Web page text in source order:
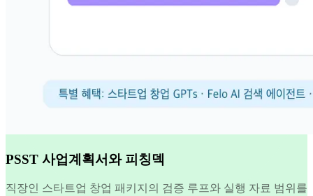
PSST 사업계획서와 피칭덱
직장인 스타트업 창업 패키지의 검증 루프와 실행 자료 범위를